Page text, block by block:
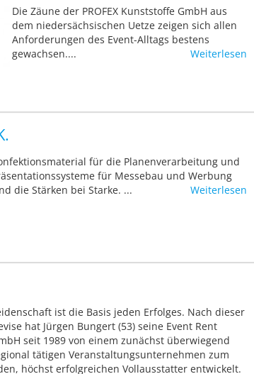
Die Zäune der PROFEX Kunststoffe GmbH aus
dem niedersächsischen Uetze zeigen sich allen
Anforderungen des Event-Alltags bestens
gewachsen....
Weiterlesen
für die Planenverarbeitung und
für Messebau und Werbung
die Stärken bei Starke. ...
Weiterlesen
ist die Basis jeden Erfolges. Nach dieser
hat Jürgen Bungert (53) seine Event Rent
seit 1989 von einem zunächst überwiegend
tätigen Veranstaltungsunternehmen zum
höchst erfolgreichen Vollausstatter entwickelt.